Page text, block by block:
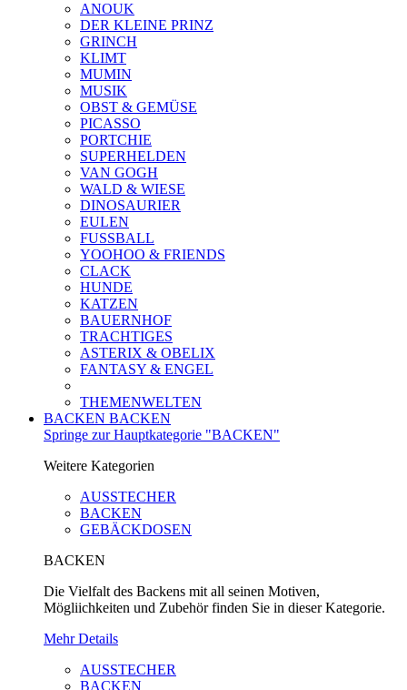
ANOUK
DER KLEINE PRINZ
GRINCH
KLIMT
MUMIN
MUSIK
OBST & GEMÜSE
PICASSO
PORTCHIE
SUPERHELDEN
VAN GOGH
WALD & WIESE
DINOSAURIER
EULEN
FUSSBALL
YOOHOO & FRIENDS
CLACK
HUNDE
KATZEN
BAUERNHOF
TRACHTIGES
ASTERIX & OBELIX
FANTASY & ENGEL
THEMENWELTEN
BACKEN BACKEN
Springe zur Hauptkategorie "BACKEN"
Weitere Kategorien
AUSSTECHER
BACKEN
GEBÄCKDOSEN
BACKEN
Die Vielfalt des Backens mit all seinen Motiven,
Mögliichkeiten und Zubehör finden Sie in dieser Kategorie.
Mehr Details
AUSSTECHER
BACKEN